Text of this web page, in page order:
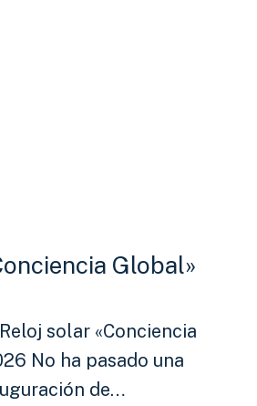
Global»
solar «Conciencia
No ha pasado una
de…